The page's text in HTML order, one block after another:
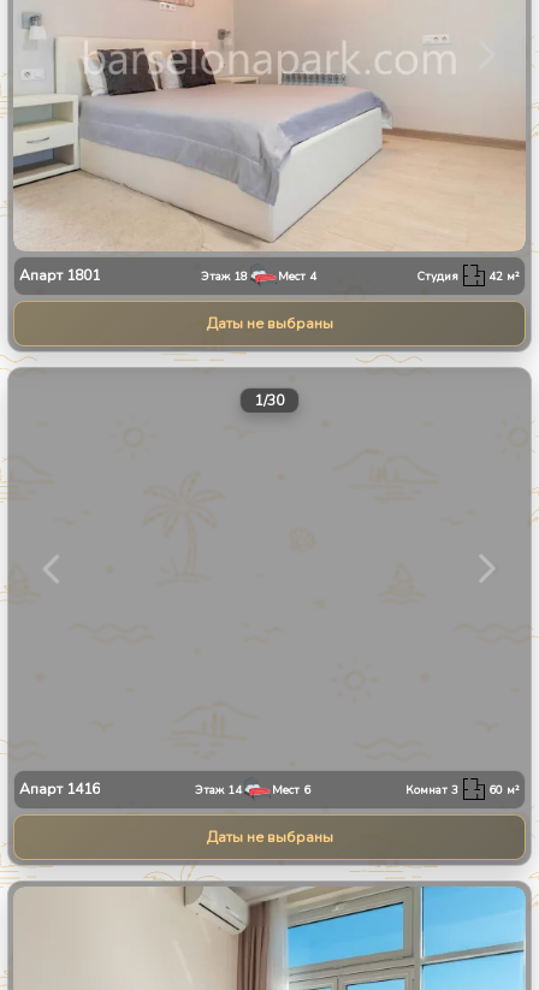
Апарт 1801 Этаж 18 Мест 4 Студия 42 м²
Даты не выбраны
1/30
Апарт 1416 Этаж 14 Мест 6 Комнат3 60 м²
Даты не выбраны